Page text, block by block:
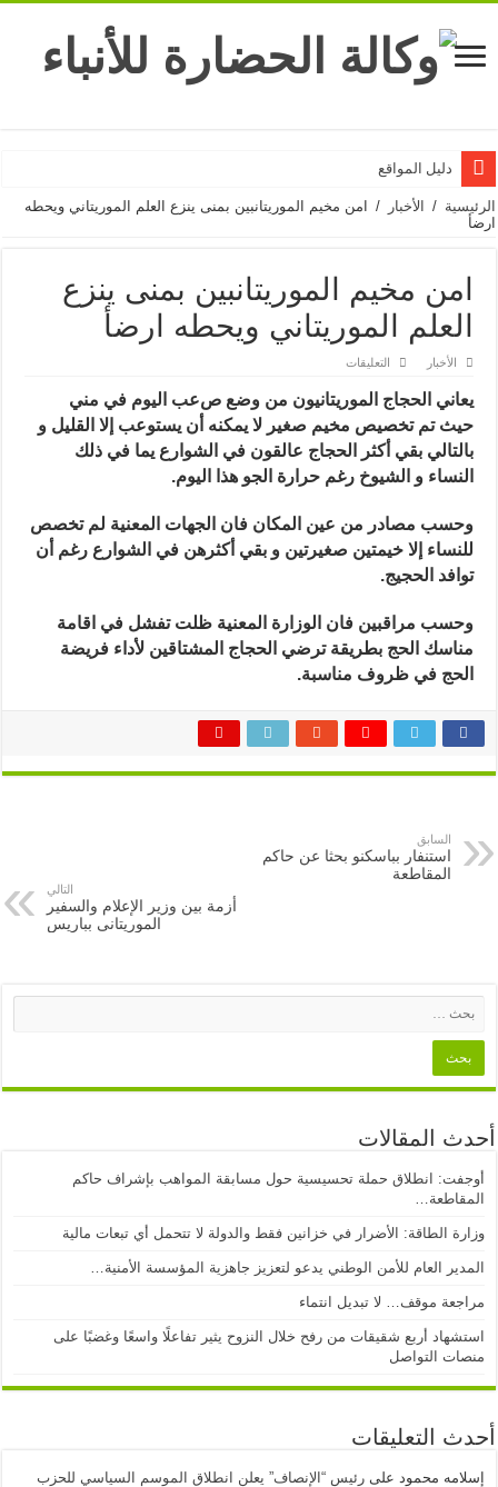
دليل المواقع
الرئيسية / الأخبار /
امن مخيم الموريتانبين بمنى ينزع العلم الموريتاني ويحطه
ارضأ
امن مخيم الموريتانبين بمنى ينزع
العلم الموريتاني ويحطه ارضأ
الأخبار التعليقات
مخيم
الموريتانبين
بمنى
ينزع
العلم
الموريتاني
ويحطه
يعاني الحجاج الموريتانيون من وضع صعب اليوم في مني
حيث تم تخصيص مخيم صغير لا يمكنه أن يستوعب إلا القليل و
بالتالي بقي أكثر الحجاج عالقون في الشوارع يما في ذلك
النساء و الشيوخ رغم حرارة الجو هذا اليوم.
وحسب مصادر من عين المكان فان الجهات المعنية لم تخصص
للنساء إلا خيمتين صغيرتين و بقي أكثرهن في الشوارع رغم أن
توافد الحجيج.
وحسب مراقبين فان الوزارة المعنية ظلت تفشل في اقامة
مناسك الحج بطريقة ترضي الحجاج المشتاقين لأداء فريضة
الحج في ظروف مناسبة.
السابق
استنفار بباسكنو بحثا عن حاكم
المقاطعة
التالي
أزمة بين وزير الإعلام والسفير
الموريتانى بباريس
أحدث المقالات
أوجفت: انطلاق حملة تحسيسية حول مسابقة المواهب بإشراف حاكم
المقاطعة…
وزارة الطاقة: الأضرار في خزانين فقط والدولة لا تتحمل أي تبعات مالية
المدير العام للأمن الوطني يدعو لتعزيز جاهزية المؤسسة الأمنية…
مراجعة موقف… لا تبديل انتماء
استشهاد أربع شقيقات من رفح خلال النزوح يثير تفاعلًا واسعًا وغضبًا على
منصات التواصل
أحدث التعليقات
إسلامه محمود علىرئيس “الإنصاف” يعلن انطلاق الموسم السياسي للحزب